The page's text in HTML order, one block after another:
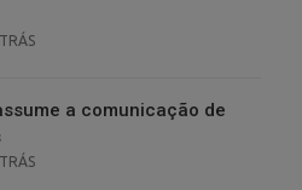
a comunicação de